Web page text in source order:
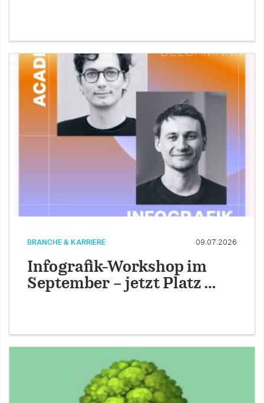
BRANCHE & KARRIERE 09.07.2026
Infografik-Workshop im
September – jetzt Platz …